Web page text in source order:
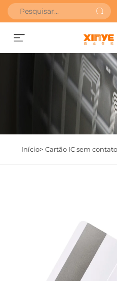
Início> Cartão IC sem contato